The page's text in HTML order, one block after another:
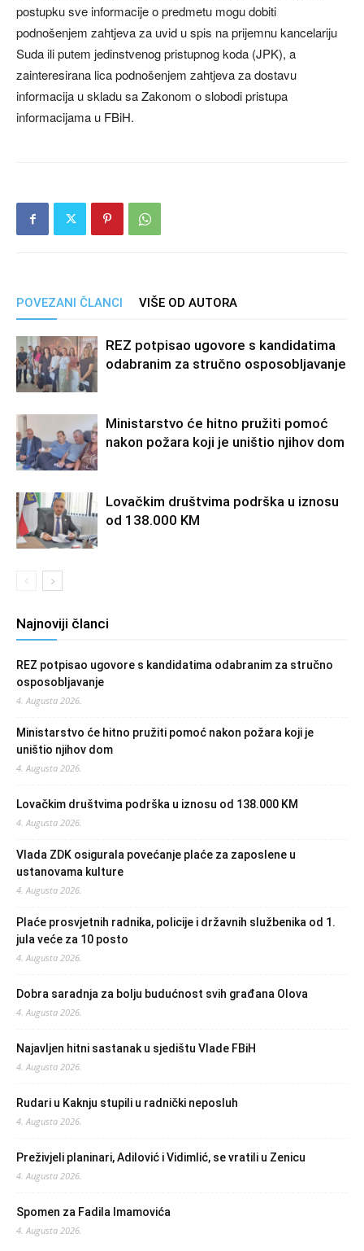
postupku sve informacije o predmetu mogu dobiti
podnošenjem zahtjeva za uvid u spis na prijemnu kancelariju
Suda ili putem jedinstvenog pristupnog koda (JPK), a
zainteresirana lica podnošenjem zahtjeva za dostavu
informacija u skladu sa Zakonom o slobodi pristupa
informacijama u FBiH.
POVEZANI ČLANCI VIŠE OD AUTORA
REZ potpisao ugovore s kandidatima
odabranim za stručno osposobljavanje
Ministarstvo će hitno pružiti pomoć
nakon požara koji je uništio njihov dom
Lovačkim društvima podrška u iznosu
od 138.000 KM
Najnoviji članci
REZ potpisao ugovore s kandidatima odabranim za stručno
osposobljavanje
4. Augusta 2026.
Ministarstvo će hitno pružiti pomoć nakon požara koji je
uništio njihov dom
4. Augusta 2026.
Lovačkim društvima podrška u iznosu od 138.000 KM
4. Augusta 2026.
Vlada ZDK osigurala povećanje plaće za zaposlene u
ustanovama kulture
4. Augusta 2026.
Plaće prosvjetnih radnika, policije i državnih službenika od 1.
jula veće za 10 posto
4. Augusta 2026.
Dobra saradnja za bolju budućnost svih građana Olova
4. Augusta 2026.
Najavljen hitni sastanak u sjedištu Vlade FBiH
4. Augusta 2026.
Rudari u Kaknju stupili u radnički neposluh
4. Augusta 2026.
Preživjeli planinari, Adilović i Vidimlić, se vratili u Zenicu
4. Augusta 2026.
Spomen za Fadila Imamovića
4. Augusta 2026.